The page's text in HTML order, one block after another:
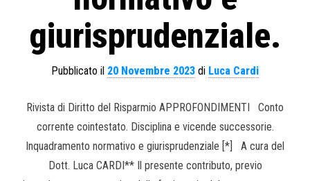
giurisprudenziale.
Pubblicato il 20 Novembre 2023 di Luca Cardi
Rivista di Diritto del Risparmio APPROFONDIMENTI Conto
corrente cointestato. Disciplina e vicende successorie.
Inquadramento normativo e giurisprudenziale [*] A cura del
Dott. Luca CARDI** Il presente contributo, previo